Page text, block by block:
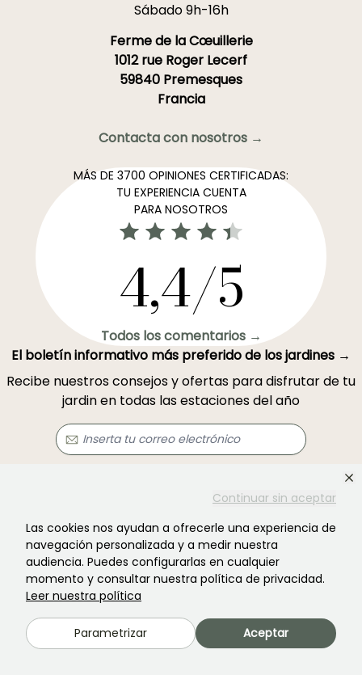
Continuar sin aceptar
Las cookies nos ayudan a ofrecerle una experiencia de
navegación personalizada y a medir nuestra
audiencia. Puedes configurarlas en cualquier
momento y consultar nuestra política de privacidad.
Leer nuestra política
Parametrizar Aceptar
Sábado 9h-16h
Ferme de la Cœuillerie
1012 rue Roger Lecerf
59840 Premesques
Francia
Contacta con nosotros →
MÁS DE 3700 OPINIONES CERTIFICADAS:
TU EXPERIENCIA CUENTA
PARA NOSOTROS
4,4/5
Todos los comentarios →
El boletín informativo más preferido de los jardines →
Recibe nuestros consejos y ofertas para disfrutar de tu
jardin en todas las estaciones del año
Este formulario está protegido por reCAPTCHA. Se aplican lapolítica de
privacidady lostérminos de servicio.